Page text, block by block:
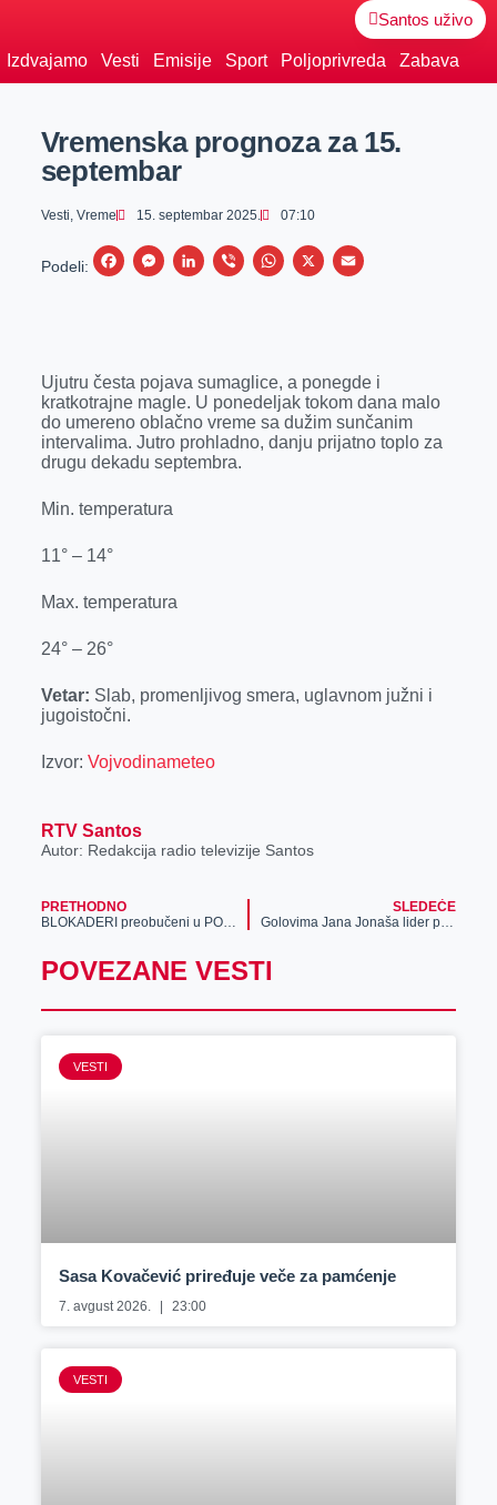
Santos uživo
Izdvajamo Vesti Emisije Sport Poljoprivreda Zabava
Vremenska prognoza za 15.
septembar
Vesti, Vreme 15. septembar 2025. 07:10
Podeli:
F
b
o
o
M
e
n
g
r
L
e
d
I
V
r
W
s
A
p
X
E
l
Ujutru česta pojava sumaglice, a ponegde i
kratkotrajne magle. U ponedeljak tokom dana malo
do umereno oblačno vreme sa dužim sunčanim
intervalima. Jutro prohladno, danju prijatno toplo za
drugu dekadu septembra.
Min. temperatura
11° – 14°
Max. temperatura
24° – 26°
Vetar: Slab, promenljivog smera, uglavnom južni i
jugoistočni.
Izvor: Vojvodinameteo
RTV Santos
Autor: Redakcija radio televizije Santos
PRETHODNO
BLOKADERI preobučeni u POLJOPRIVREDNIKE NASTAVLJAJU DA MALTRETIRAJU GRAĐANE! Saznajte ko su lažni paori-blokaderi!
SLEDEĆE
Golovima Jana Jonaša lider prebrodio Žitište
POVEZANE VESTI
VESTI
Sasa Kovačević priređuje veče za pamćenje
7. avgust 2026. 23:00
VESTI